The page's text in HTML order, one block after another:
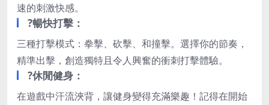
速的刺激快感。
?暢快打擊：
三種打擊模式：拳擊、砍擊、和撞擊。選擇你的節奏，
精準出擊， 創造獨特且令人興奮的衝刺打擊體驗。
?休閒健身：
在遊戲中汗流浹背，讓健身變得充滿樂趣！ 記得在開始